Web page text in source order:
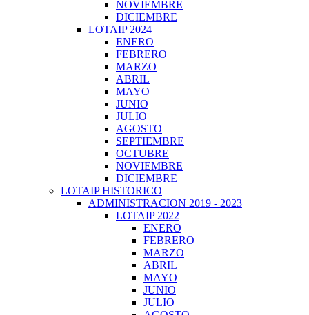
NOVIEMBRE
DICIEMBRE
LOTAIP 2024
ENERO
FEBRERO
MARZO
ABRIL
MAYO
JUNIO
JULIO
AGOSTO
SEPTIEMBRE
OCTUBRE
NOVIEMBRE
DICIEMBRE
LOTAIP HISTORICO
ADMINISTRACION 2019 - 2023
LOTAIP 2022
ENERO
FEBRERO
MARZO
ABRIL
MAYO
JUNIO
JULIO